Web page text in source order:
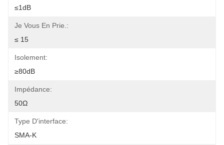
≤1dB
Je Vous En Prie.:
≤ 15
Isolement:
≥80dB
Impédance:
50Ω
Type D'interface:
SMA-K